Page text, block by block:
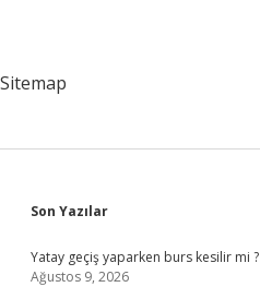
Sitemap
Sidebar
Son Yazılar
Yatay geçiş yaparken burs kesilir mi ?
Ağustos 9, 2026